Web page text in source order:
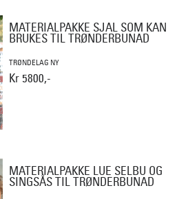
MATERIALPAKKE SJAL SOM KAN
BRUKES TIL TRØNDERBUNAD
TRØNDELAG NY
Kr 5800,-
MATERIALPAKKE LUE SELBU OG
SINGSÅS TIL TRØNDERBUNAD